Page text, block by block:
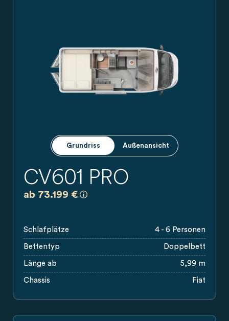
Grundriss Außenansicht
CV601 PRO
ab 73.199 €
Schlafplätze 4 - 6 Personen
Bettentyp Doppelbett
Länge ab 5,99 m
Chassis Fiat